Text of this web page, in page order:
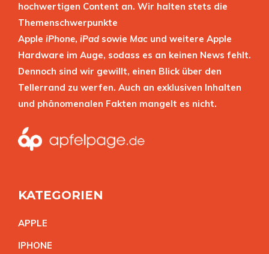
hochwertigen Content an. Wir halten stets die
Themenschwerpunkte
Apple iPhone, iPad sowie Mac und weitere Apple
Hardware im Auge, sodass es an keinen News fehlt.
Dennoch sind wir gewillt, einen Blick über den
Tellerrand zu werfen. Auch an exklusiven Inhalten
und phänomenalen Fakten mangelt es nicht.
KATEGORIEN
APPLE
IPHONE